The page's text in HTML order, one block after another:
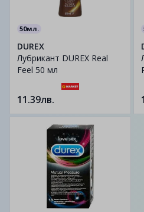
50мл.
DUREX
Лубрикант DUREX Real
Feel 50 мл
11.39лв.